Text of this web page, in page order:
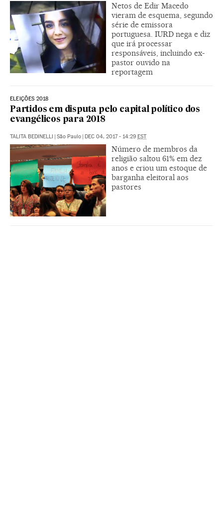
Netos de Edir Macedo
vieram de esquema, segundo
série de emissora
portuguesa. IURD nega e diz
que irá processar
responsáveis, incluindo ex-
pastor ouvido na
reportagem
ELEIÇÕES 2018
Partidos em disputa pelo capital político dos
evangélicos para 2018
TALITA BEDINELLI | São Paulo | DEC 04, 2017 - 14:29 EST
Número de membros da
religião saltou 61% em dez
anos e criou um estoque de
barganha eleitoral aos
pastores